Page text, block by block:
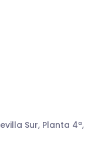
Sur, Planta 4ª,